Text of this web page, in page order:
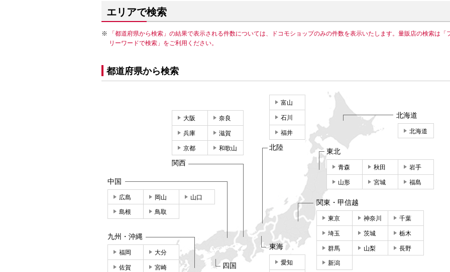
エリアで検索
「都道府県から検索」の結果で表示される件数については、ドコモショップのみの件数を表示いたします。量販店の検索は「
リーワードで検索」をご利用ください。
都道府県から検索
北海道
北海道
東北
青森 秋田 岩手
山形 宮城 福島
関東・甲信越
東京 神奈川 千葉
埼玉 茨城 栃木
群馬 山梨 長野
新潟
東海
愛知
富山
石川
福井
北陸
大阪 奈良
兵庫 滋賀
京都 和歌山
関西
中国
広島 岡山 山口
島根 鳥取
四国
九州・沖縄
福岡 大分
佐賀 宮崎